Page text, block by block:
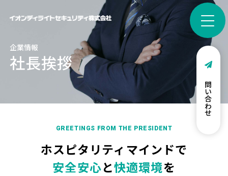
お問い合わせ
企業情報
社長挨拶
GREETINGS FROM THE PRESIDENT
ホスピタリティマインドで
安全安心と快適環境を